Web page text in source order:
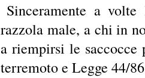
Sinceramente a
razzola male, a chi in
a riempirsi le saccocce
terremoto e Legge 44/